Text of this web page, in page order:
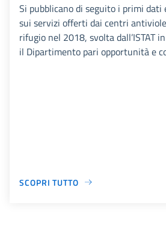
Si pubblicano di seguito i primi dati
sui servizi offerti dai centri
rifugio nel 2018, svolta dall’ISTAT
il Dipartimento pari opportunità e
SCOPRI TUTTO